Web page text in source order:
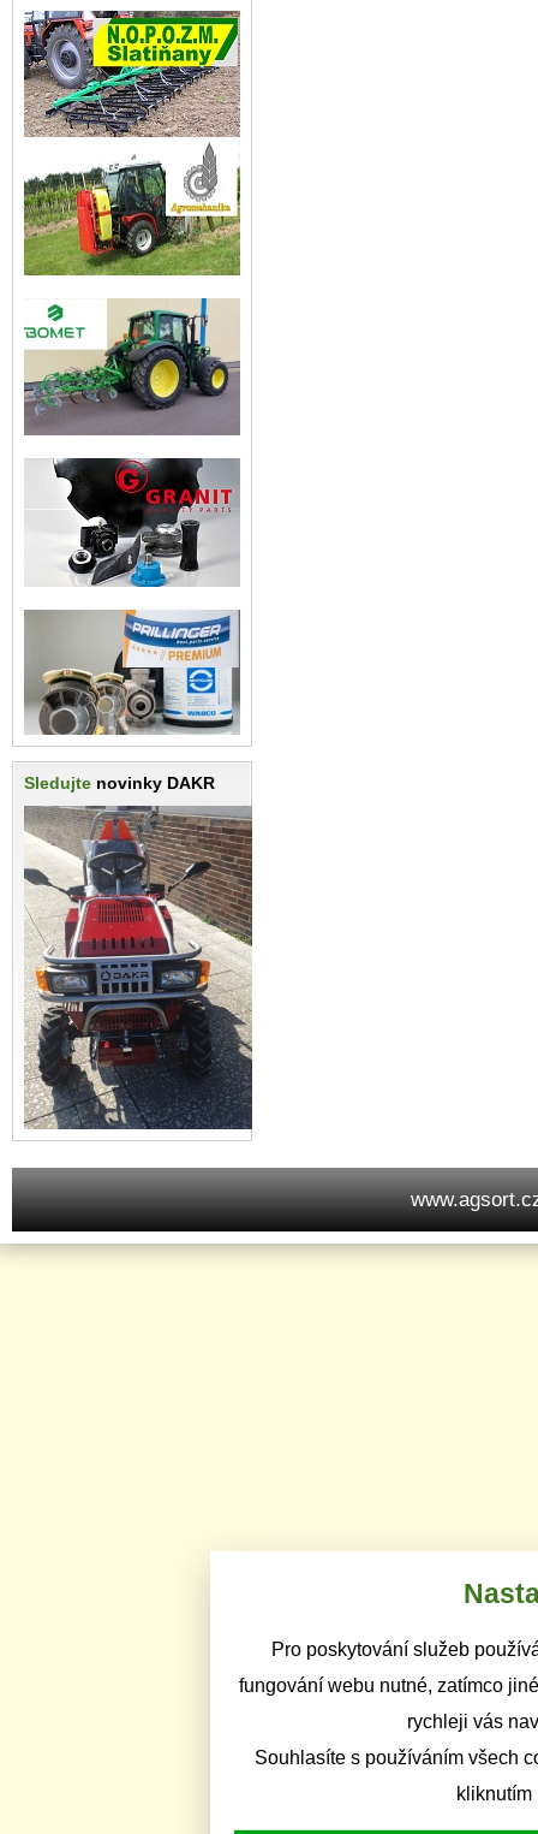
Pro poskytování služeb
fungování webu nutné, zatímco
rychleji vás
Souhlasíte s používáním všech
kliknutím
Sledujte novinky DAKR